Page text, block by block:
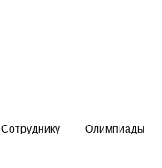
Сотруднику Олимпиады